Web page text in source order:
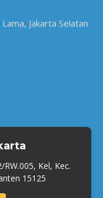
Jakarta Selatan
RW.005, Kel, Kec.
15125